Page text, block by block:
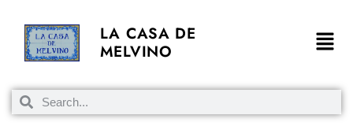
LA CASA DE
MELVINO